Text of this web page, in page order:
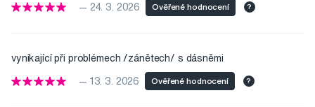
— 24. 3. 2026 Ověřené hodnocení ?
vynikající při problémech /zánětech/ s dásněmi
— 13. 3. 2026 Ověřené hodnocení ?